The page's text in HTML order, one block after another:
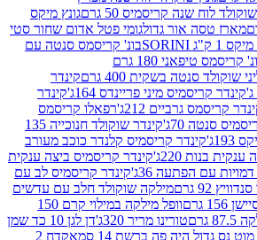
קריסמיס 50 גרם
גונץ מיקס
גדולגומי פטל אדום שחור סטי
בונ' קריסמס סנטה עם
בונ' קריסמס טיפאני 180 גרם
קינדר
מיני פריינדס 164ג'
קינדר
212ג'
רפאלו קריסמס
קינדר שוקולד חנוכייה 135
קריסמיס קלנדר כוכב מעורב
קינדר קריסמיס ביצה ענקית
36ג'
קינדר קריסמיס לב עם
מילקה שוקולד חלב עם עדשים
וופל מילקה במילוי קרם 150
טורינו מריר 320ג'
דן לגן 10 כד שמן
פה ברשת 14 סמ
אקדח 2